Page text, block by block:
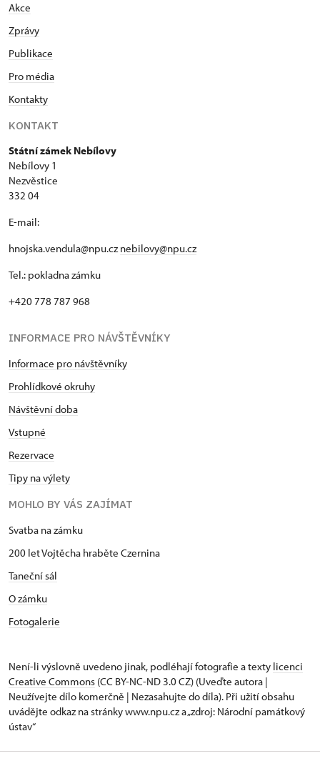
Akce
Zprávy
Publikace
Pro média
Kontakty
KONTAKT
Státní zámek Nebílovy
Nebílovy 1
Nezvěstice
332 04
E-mail:
hnojska.vendula@npu.cznebilovy@npu.cz
Tel.: pokladna zámku
+420 778 787 968
INFORMACE PRO NÁVŠTĚVNÍKY
Informace pro návštěvníky
Prohlídkové okruhy
Návštěvní doba
Vstupné
Rezervace
Tipy na výlety
MOHLO BY VÁS ZAJÍMAT
Svatba na zámku
200 let Vojtěcha hraběte Czernina
Taneční sál
O zámku
Fotogalerie
Není-li výslovně uvedeno jinak, podléhají fotografie a texty licenci
Creative Commons (CC BY-NC-ND 3.0 CZ) (Uveďte autora |
Neužívejte dílo komerčně | Nezasahujte do díla). Při užití obsahu
uvádějte odkaz na stránky www.npu.cz a „zdroj: Národní památkový
ústav“